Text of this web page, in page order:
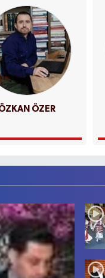
ÖZER